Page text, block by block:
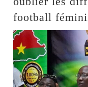
football